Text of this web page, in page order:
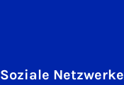
Soziale Netzwerke